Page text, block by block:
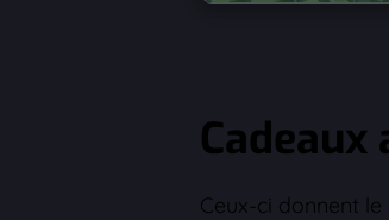
Cadeaux
Ceux-ci donnent